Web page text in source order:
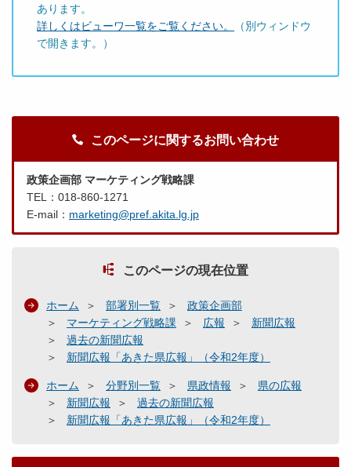
あります。
詳しくはビューワ一覧をご覧ください。
（別ウィンドウ
で開きます。）
このページに関するお問い合わせ
政策企画部 マーケティング戦略課
TEL：018-860-1271
E-mail： marketing@pref.akita.lg.jp
このページの現在位置
ホーム 部署別一覧
政策企画部
マーケティング戦略課
広報
新聞広報
過去の新聞広報
新聞広報「あきた県広報」（令和2年度）
ホーム 分野別一覧 県政情報
県の広報
新聞広報
過去の新聞広報
新聞広報「あきた県広報」（令和2年度）